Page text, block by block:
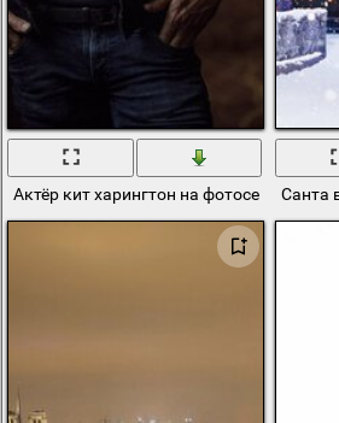
Актёр кит харингтон на фотосессииСанта